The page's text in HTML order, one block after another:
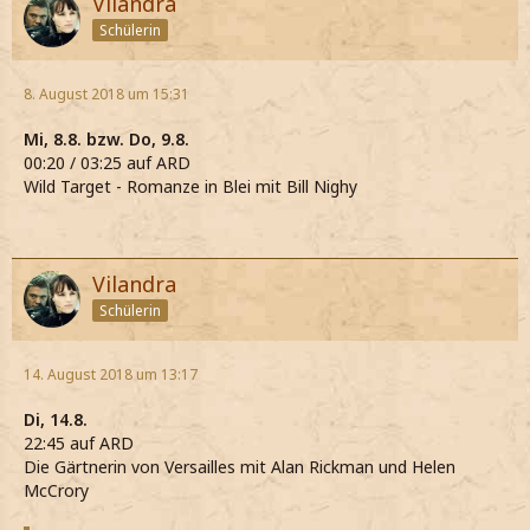
Schülerin
8. August 2018 um 15:31
Mi, 8.8. bzw. Do, 9.8.
00:20 / 03:25 auf ARD
Wild Target - Romanze in Blei mit Bill Nighy
Vilandra
Schülerin
14. August 2018 um 13:17
Di, 14.8.
22:45 auf ARD
Die Gärtnerin von Versailles mit Alan Rickman und Helen
McCrory